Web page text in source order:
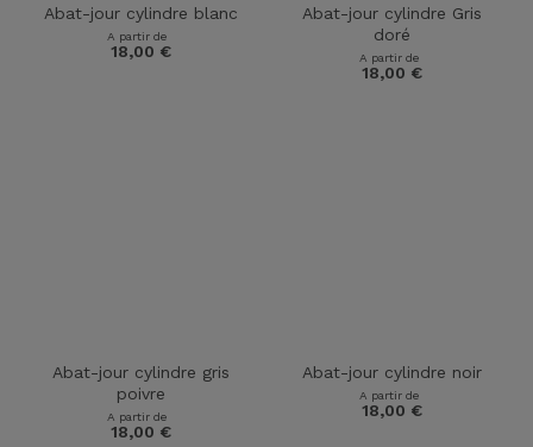
Abat-jour cylindre blanc
A partir de
18,00 €
Abat-jour cylindre Gris
doré
A partir de
18,00 €
Abat-jour cylindre gris
poivre
A partir de
18,00 €
Abat-jour cylindre noir
A partir de
18,00 €